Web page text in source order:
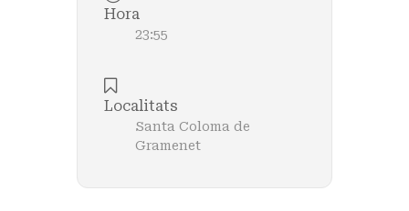
Hora
23:55
Localitats
Santa Coloma de
Gramenet